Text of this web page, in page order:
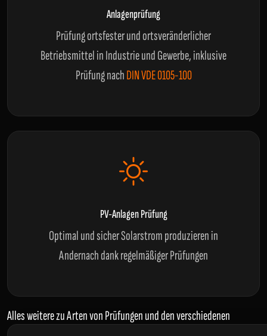
Anlagenprüfung
Prüfung ortsfester und ortsveränderlicher
Betriebsmittel in Industrie und Gewerbe, inklusive
Prüfung nachDIN VDE 0105-100
PV-Anlagen Prüfung
Optimal und sicher Solarstrom produzieren in
Andernach dank regelmäßiger Prüfungen
Alles weitere zu Arten von Prüfungen und den verschiedenen